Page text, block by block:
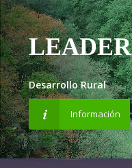
LEADER
Desarrollo Rural
Información